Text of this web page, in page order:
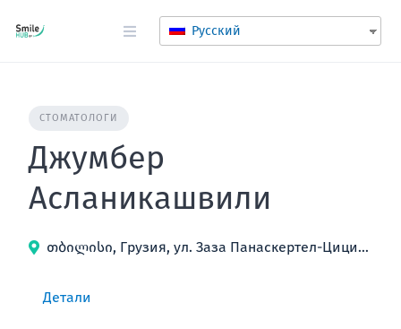
Русский
СТОМАТОЛОГИ
Джумбер
Асланикашвили
თბილისი, Грузия, ул. Заза Панаскертел-Цицишвили, 13б
Детали